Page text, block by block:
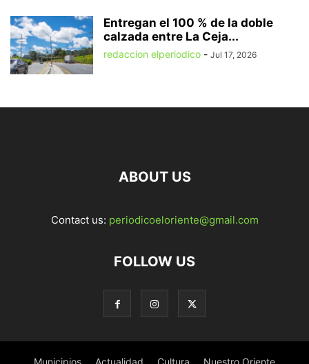
Entregan el 100 % de la doble
calzada entre La Ceja...
redaccion elperiodico - Jul 17, 2026
ABOUT US
Contact us: periodicoeloriente@gmail.com
FOLLOW US